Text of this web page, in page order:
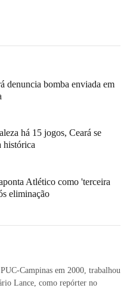
denuncia bomba enviada em
há 15 jogos, Ceará se
histórica
Atlético como 'terceira
eliminação
Campinas em 2000, trabalhou
Lance, como repórter no